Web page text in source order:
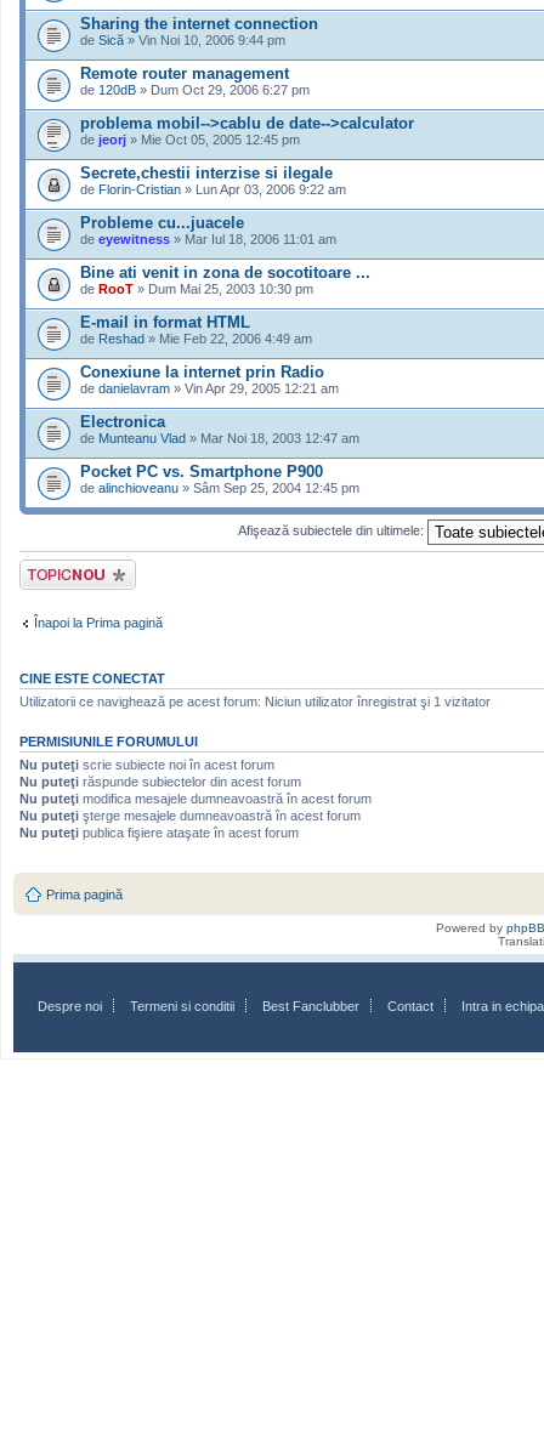
Sharing the internet connection
de Sică » Vin Noi 10, 2006 9:44 pm
Remote router management
de 120dB » Dum Oct 29, 2006 6:27 pm
problema mobil-->cablu de date-->calculator
de jeorj » Mie Oct 05, 2005 12:45 pm
Secrete,chestii interzise si ilegale
de Florin-Cristian » Lun Apr 03, 2006 9:22 am
Probleme cu...juacele
de eyewitness » Mar Iul 18, 2006 11:01 am
Bine ati venit in zona de socotitoare ...
de RooT » Dum Mai 25, 2003 10:30 pm
E-mail in format HTML
de Reshad » Mie Feb 22, 2006 4:49 am
Conexiune la internet prin Radio
de danielavram » Vin Apr 29, 2005 12:21 am
Electronica
de Munteanu Vlad » Mar Noi 18, 2003 12:47 am
Pocket PC vs. Smartphone P900
de alinchioveanu » Sâm Sep 25, 2004 12:45 pm
Afişează subiectele din ultimele:
Scrie un subiect
nou
Înapoi la Prima pagină
CINE ESTE CONECTAT
Utilizatorii ce navighează pe acest forum: Niciun utilizator înregistrat şi 1 vizitator
PERMISIUNILE FORUMULUI
Nu puteţi scrie subiecte noi în acest forum
Nu puteţi răspunde subiectelor din acest forum
Nu puteţi modifica mesajele dumneavoastră în acest forum
Nu puteţi şterge mesajele dumneavoastră în acest forum
Nu puteţi publica fişiere ataşate în acest forum
Prima pagină
Powered by phpBB
Despre noi Termeni si conditii Best Fanclubber Contact Intra in